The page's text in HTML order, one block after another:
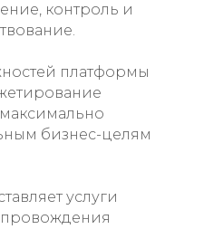
контроль и
платформы
бизнес-целям
услуги